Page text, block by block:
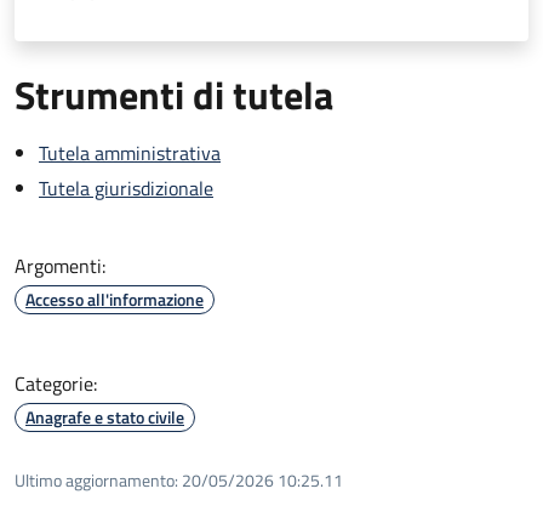
Strumenti di tutela
Tutela amministrativa
Tutela giurisdizionale
Argomenti:
Accesso all'informazione
Categorie:
Anagrafe e stato civile
Ultimo aggiornamento: 20/05/2026 10:25.11